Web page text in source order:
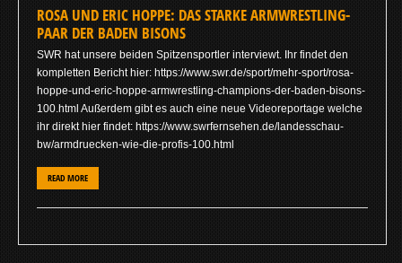
ROSA UND ERIC HOPPE: DAS STARKE ARMWRESTLING-
PAAR DER BADEN BISONS
SWR hat unsere beiden Spitzensportler interviewt. Ihr findet den
kompletten Bericht hier: https://www.swr.de/sport/mehr-sport/rosa-
hoppe-und-eric-hoppe-armwrestling-champions-der-baden-bisons-
100.html Außerdem gibt es auch eine neue Videoreportage welche
ihr direkt hier findet: https://www.swrfernsehen.de/landesschau-
bw/armdruecken-wie-die-profis-100.html
READ MORE